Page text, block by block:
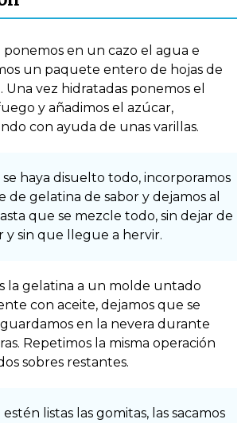
ponemos en un cazo el agua e
un paquete entero de hojas de
Una vez hidratadas ponemos el
y añadimos el azúcar,
con ayuda de unas varillas.
haya disuelto todo, incorporamos
de gelatina de sabor y dejamos al
que se mezcle todo, sin dejar de
y sin que llegue a hervir.
la gelatina a un molde untado
con aceite, dejamos que se
en la nevera durante
Repetimos la misma operación
sobres restantes.
listas las gomitas, las sacamos